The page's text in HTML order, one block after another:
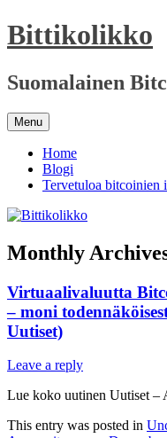
Skip
to
Bittikolikko
Suomalainen
Menu
Home
Blogi
Tervetuloa bitcoinien
Monthly
Virtuaalivaluutta
– moni
Uutiset)
Leave a reply
Lue koko uutinen Uutiset –
This entry was posted in